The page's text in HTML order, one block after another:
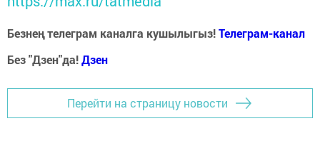
Безнең телеграм каналга кушылыгыз!Телеграм-канал
Без "Дзен"да!Дзен
Перейти на страницу новости